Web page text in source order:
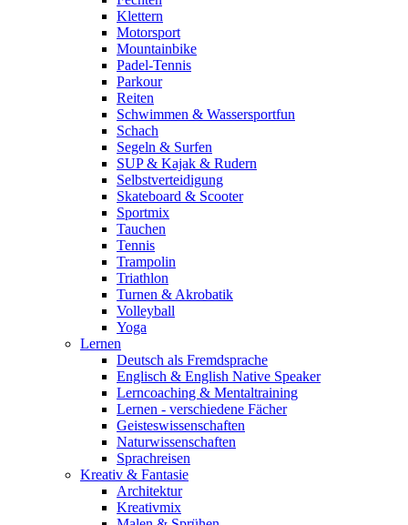
Klettern
Motorsport
Mountainbike
Padel-Tennis
Parkour
Reiten
Schwimmen & Wassersportfun
Schach
Segeln & Surfen
SUP & Kajak & Rudern
Selbstverteidigung
Skateboard & Scooter
Sportmix
Tauchen
Tennis
Trampolin
Triathlon
Turnen & Akrobatik
Volleyball
Yoga
Lernen
Deutsch als Fremdsprache
Englisch & English Native Speaker
Lerncoaching & Mentaltraining
Lernen - verschiedene Fächer
Geisteswissenschaften
Naturwissenschaften
Sprachreisen
Kreativ & Fantasie
Architektur
Kreativmix